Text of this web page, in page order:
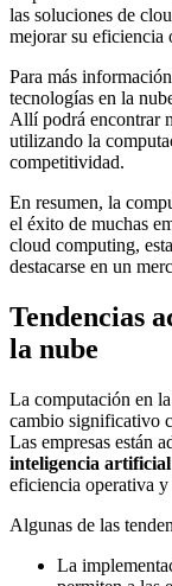
las soluciones de
mejorar su eficiencia
Para más
tecnologías en la
Allí podrá encontrar
utilizando la
competitividad.
En resumen, la
el éxito de muchas
cloud computing,
destacarse en un
Tendencias
la nube
La computación en
cambio significativo
Las empresas están
inteligencia
eficiencia operativa
Algunas de las
La